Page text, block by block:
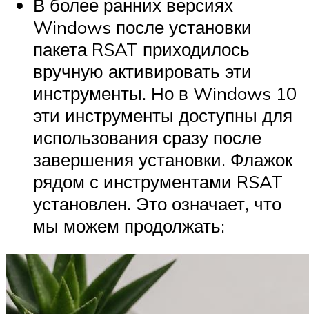
В более ранних версиях
Windows после установки
пакета RSAT приходилось
вручную активировать эти
инструменты. Но в Windows 10
эти инструменты доступны для
использования сразу после
завершения установки. Флажок
рядом с инструментами RSAT
установлен. Это означает, что
мы можем продолжать: